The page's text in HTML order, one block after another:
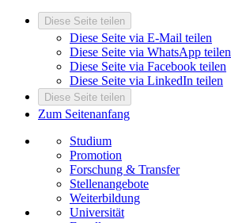
Diese Seite teilen
Diese Seite via E-Mail teilen
Diese Seite via WhatsApp teilen
Diese Seite via Facebook teilen
Diese Seite via LinkedIn teilen
Diese Seite teilen
Zum Seitenanfang
Studium
Promotion
Forschung & Transfer
Stellenangebote
Weiterbildung
Universität